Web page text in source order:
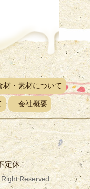
材・素材について
会社概要
定休
Reserved.